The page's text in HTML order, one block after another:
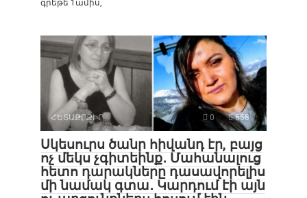
գրեթե 1ամիս,
ՀԵՏԱՔՐՔԻՐ 0 658
Սկեսուրս ծանր հիվանդ էր, բայց
ոչ մեկս չգիտեինք․ Մահանալուց
հետո դարակները դասավորելիս
մի նամակ գտա․ Կարդում էի այն